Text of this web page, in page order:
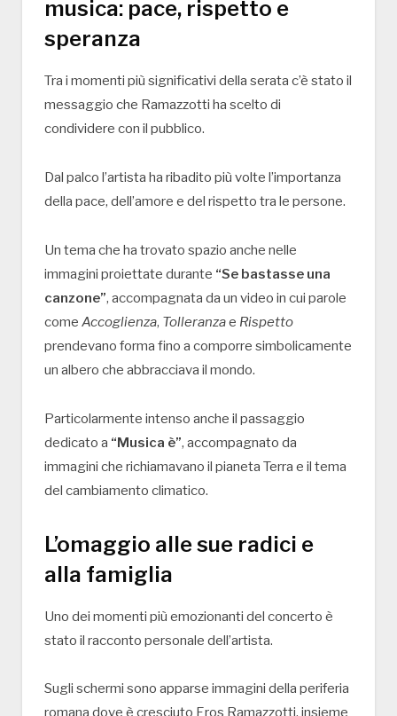
musica: pace, rispetto e
speranza
Tra i momenti più significativi della serata c’è stato il
messaggio che Ramazzotti ha scelto di
condividere con il pubblico.
Dal palco l’artista ha ribadito più volte l’importanza
della pace, dell’amore e del rispetto tra le persone.
Un tema che ha trovato spazio anche nelle
immagini proiettate durante “Se bastasse una
canzone”, accompagnata da un video in cui parole
come Accoglienza, Tolleranzae Rispetto
prendevano forma fino a comporre simbolicamente
un albero che abbracciava il mondo.
Particolarmente intenso anche il passaggio
dedicato a “Musica è”, accompagnato da
immagini che richiamavano il pianeta Terra e il tema
del cambiamento climatico.
L’omaggio alle sue radici e
alla famiglia
Uno dei momenti più emozionanti del concerto è
stato il racconto personale dell’artista.
Sugli schermi sono apparse immagini della periferia
romana dove è cresciuto Eros Ramazzotti, insieme